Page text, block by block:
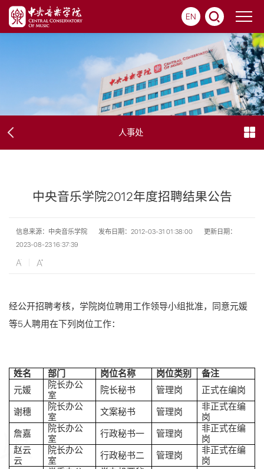
EN
人事处
中央音乐学院2012年度招聘结果公告
信息来源：中央音乐学院 发布日期：2012-03-31 01:38:00
更新日期：
2023-08-23 16:37:39
经公开招聘考核，学院岗位聘用工作领导小组批准，同意元媛
等5人聘用在下列岗位工作：
姓名 部门 岗位名称 岗位类别
备注
元媛
院长办公
室
院长秘书 管理岗 正式在编岗
谢穗
院长办公
室
文案秘书 管理岗
非正式在编
岗
詹嘉
院长办公
室
行政秘书一 管理岗
非正式在编
岗
赵云
云
院长办公
室
行政秘书二 管理岗
非正式在编
岗